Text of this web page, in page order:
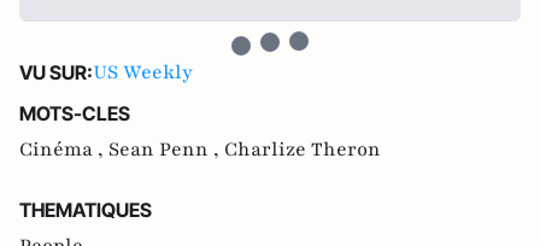
VU SUR:US Weekly
MOTS-CLES
Cinéma , Sean Penn , Charlize Theron
THEMATIQUES